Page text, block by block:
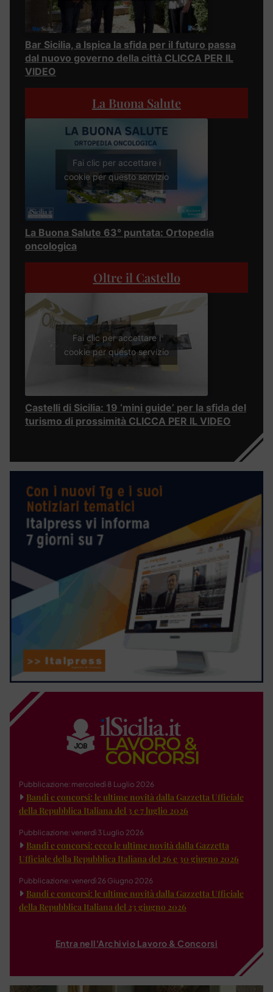
Bar Sicilia, a Ispica la sfida per il futuro passa
dal nuovo governo della città CLICCA PER IL
VIDEO
La Buona Salute
Fai clic per accettare i
cookie per questo servizio
La Buona Salute 63° puntata: Ortopedia
oncologica
Oltre il Castello
Fai clic per accettare i
cookie per questo servizio
Castelli di Sicilia: 19 ‘mini guide’ per la sfida del
turismo di prossimità CLICCA PER IL VIDEO
Pubblicazione: mercoledì 8 Luglio 2026
Bandi e concorsi: le ultime novità dalla Gazzetta Ufficiale
della Repubblica Italiana del 3 e 7 luglio 2026
Pubblicazione: venerdì 3 Luglio 2026
Bandi e concorsi: ecco le ultime novità dalla Gazzetta
Ufficiale della Repubblica Italiana del 26 e 30 giugno 2026
Pubblicazione: venerdì 26 Giugno 2026
Bandi e concorsi: le ultime novità dalla Gazzetta Ufficiale
della Repubblica Italiana del 23 giugno 2026
Entra nell'Archivio Lavoro & Concorsi